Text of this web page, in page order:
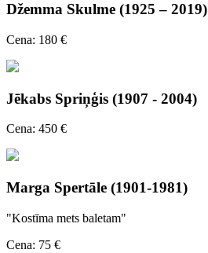
Džemma Skulme (1925 – 2019)
Cena: 180 €
Jēkabs Spriņģis (1907 - 2004)
Cena: 450 €
Marga Spertāle (1901-1981)
"Kostīma mets baletam"
Cena: 75 €